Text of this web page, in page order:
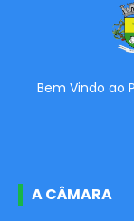
Bem Vindo ao
A CÂMARA